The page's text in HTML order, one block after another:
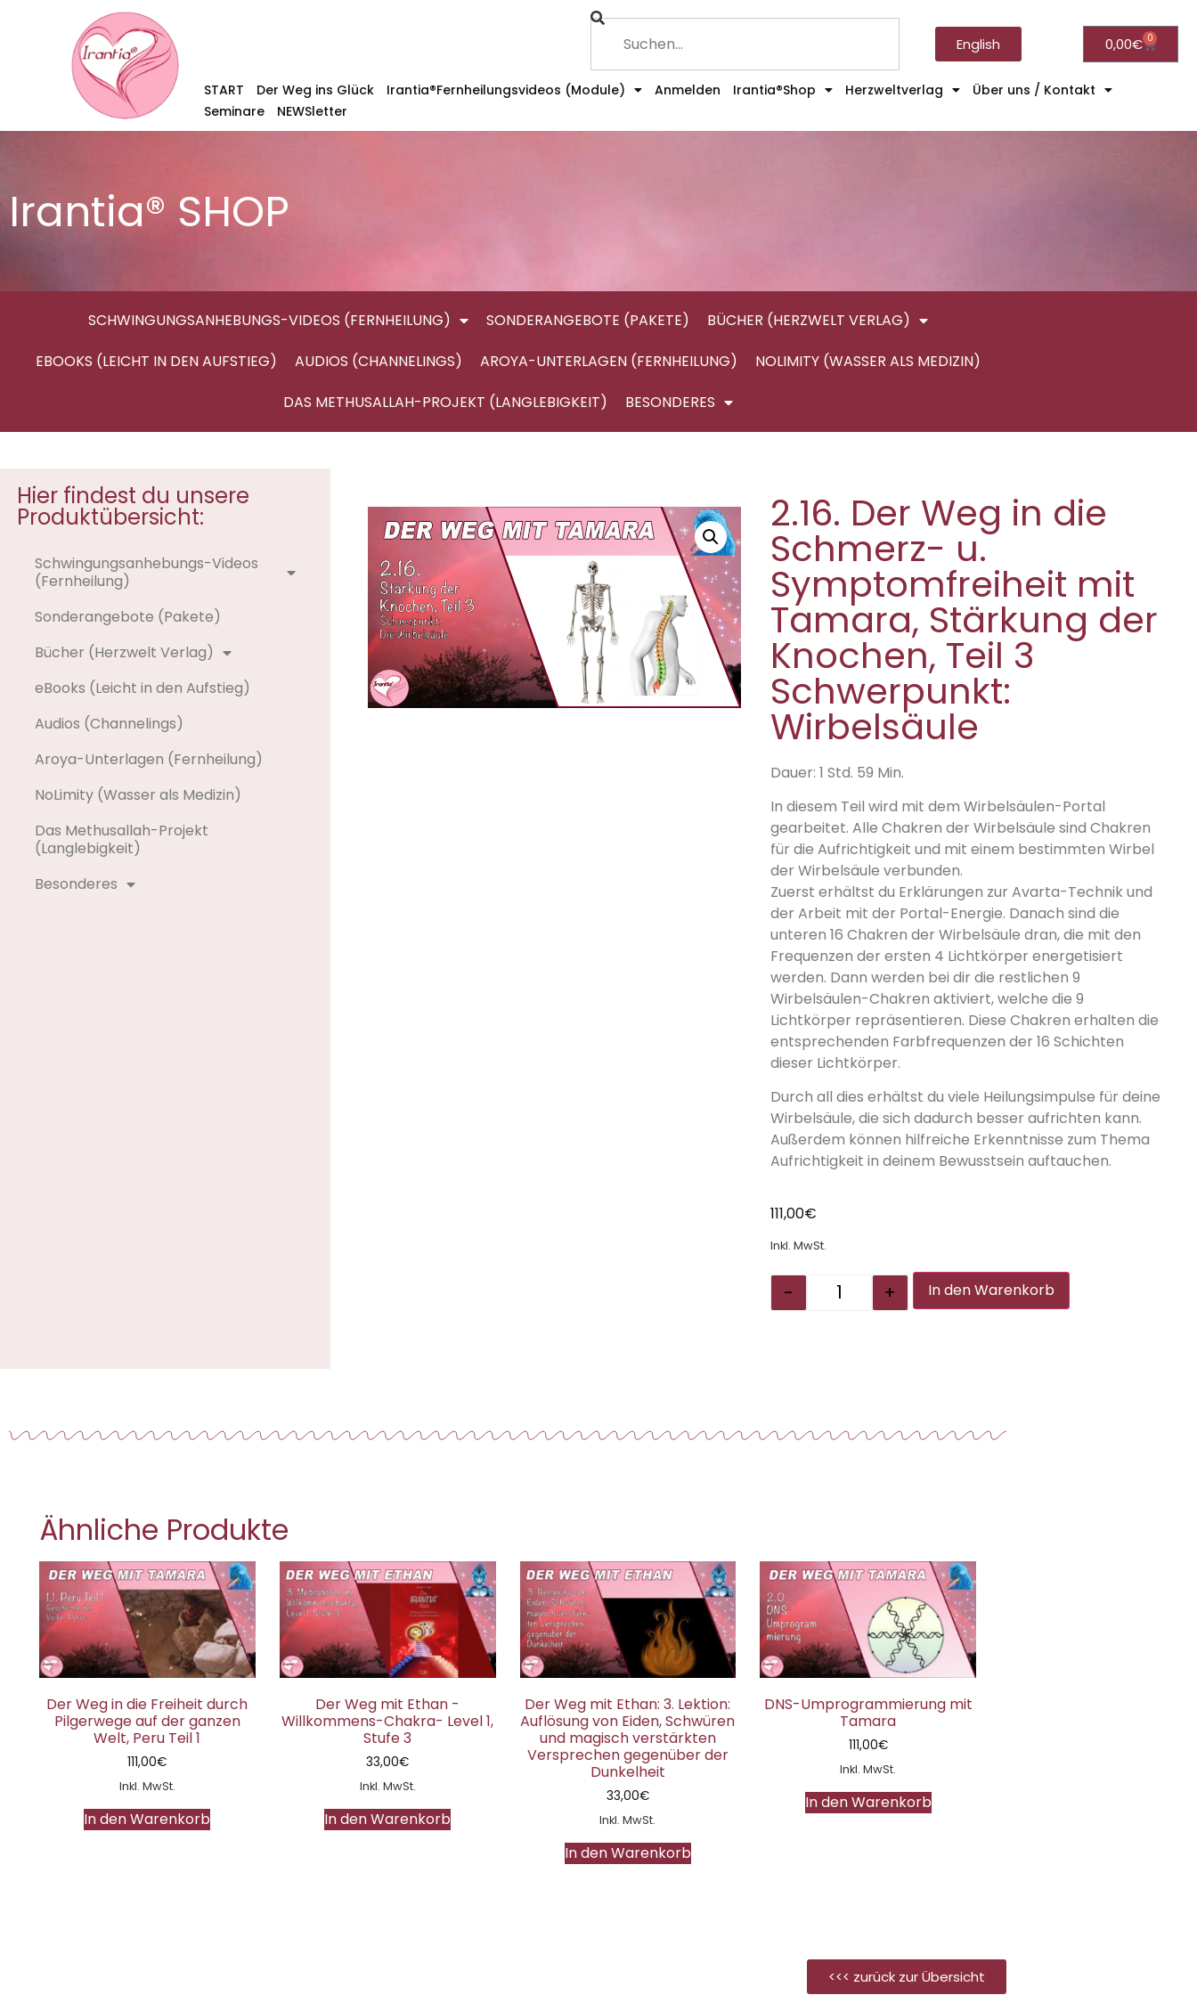
English 0,00€ 0
START Der Weg ins Glück Irantia®Fernheilungsvideos (Module) Anmelden Irantia®Shop Herzweltverlag
Über uns / Kontakt
Seminare
NEWSletter
Irantia® SHOP
SCHWINGUNGSANHEBUNGS-VIDEOS (FERNHEILUNG) SONDERANGEBOTE (PAKETE)
BÜCHER (HERZWELT VERLAG)
EBOOKS (LEICHT IN DEN AUFSTIEG)
AUDIOS (CHANNELINGS) AROYA-UNTERLAGEN (FERNHEILUNG)
NOLIMITY (WASSER ALS MEDIZIN)
DAS METHUSALLAH-PROJEKT (LANGLEBIGKEIT)
BESONDERES
Hier findest du unsere
Produktübersicht:
Schwingungsanhebungs-Videos
(Fernheilung)
Sonderangebote (Pakete)
Bücher (Herzwelt Verlag)
eBooks (Leicht in den Aufstieg)
Audios (Channelings)
Aroya-Unterlagen (Fernheilung)
NoLimity (Wasser als Medizin)
Das Methusallah-Projekt
(Langlebigkeit)
Besonderes
2.16. Der Weg in die
Schmerz- u.
Symptomfreiheit mit
Tamara, Stärkung der
Knochen, Teil 3
Schwerpunkt:
Wirbelsäule
Dauer: 1 Std. 59 Min.
In diesem Teil wird mit dem Wirbelsäulen-Portal
gearbeitet. Alle Chakren der Wirbelsäule sind Chakren
für die Aufrichtigkeit und mit einem bestimmten Wirbel
der Wirbelsäule verbunden.
Zuerst erhältst du Erklärungen zur Avarta-Technik und
der Arbeit mit der Portal-Energie. Danach sind die
unteren 16 Chakren der Wirbelsäule dran, die mit den
Frequenzen der ersten 4 Lichtkörper energetisiert
werden. Dann werden bei dir die restlichen 9
Wirbelsäulen-Chakren aktiviert, welche die 9
Lichtkörper repräsentieren. Diese Chakren erhalten die
entsprechenden Farbfrequenzen der 16 Schichten
dieser Lichtkörper.
Durch all dies erhältst du viele Heilungsimpulse für deine
Wirbelsäule, die sich dadurch besser aufrichten kann.
Außerdem können hilfreiche Erkenntnisse zum Thema
Aufrichtigkeit in deinem Bewusstsein auftauchen.
111,00€
Inkl. MwSt.
- + In den Warenkorb
Ähnliche Produkte
Der Weg in die Freiheit durch
Pilgerwege auf der ganzen
Welt, Peru Teil 1
111,00€
Inkl. MwSt.
In den Warenkorb
Der Weg mit Ethan -
Willkommens-Chakra- Level 1,
Stufe 3
33,00€
Inkl. MwSt.
In den Warenkorb
Der Weg mit Ethan: 3. Lektion:
Auflösung von Eiden, Schwüren
und magisch verstärkten
Versprechen gegenüber der
Dunkelheit
33,00€
Inkl. MwSt.
In den Warenkorb
DNS-Umprogrammierung mit
Tamara
111,00€
Inkl. MwSt.
In den Warenkorb
<<< zurück zur Übersicht